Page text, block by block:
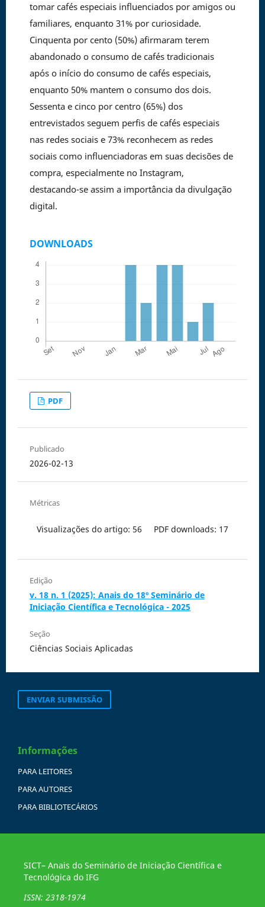
tomar cafés especiais influenciados por amigos ou
familiares, enquanto 31% por curiosidade.
Cinquenta por cento (50%) afirmaram terem
abandonado o consumo de cafés tradicionais
após o início do consumo de cafés especiais,
enquanto 50% mantem o consumo dos dois.
Sessenta e cinco por centro (65%) dos
entrevistados seguem perfis de cafés especiais
nas redes sociais e 73% reconhecem as redes
sociais como influenciadoras em suas decisões de
compra, especialmente no Instagram,
destacando-se assim a importância da divulgação
digital.
DOWNLOADS
PDF
Publicado
2026-02-13
Métricas
Visualizações do artigo: 56 PDF downloads: 17
Edição
v. 18 n. 1 (2025): Anais do 18º Seminário de
Iniciação Científica e Tecnológica - 2025
Seção
Ciências Sociais Aplicadas
ENVIAR SUBMISSÃO
Informações
PARA LEITORES
PARA AUTORES
PARA BIBLIOTECÁRIOS
SICT– Anais do Seminário de Iniciação Científica e
Tecnológica do IFG
ISSN: 2318-1974